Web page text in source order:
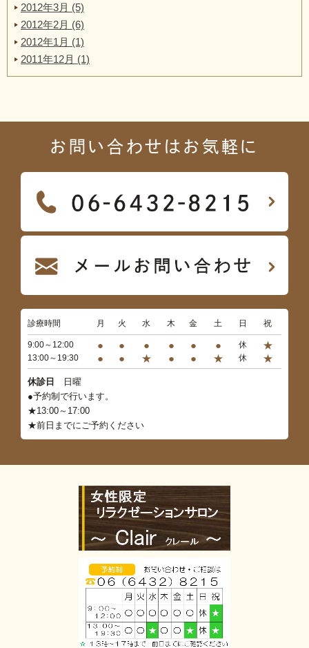
2012年3月 (5)
2012年2月 (6)
2012年1月 (1)
2011年12月 (1)
お問い合わせはお気軽に
診療時間 月 火 水 木 金 土 日 祝
9:00～12:00 ● ● ● ● ● ● 休 ★
13:00～19:30 ● ● ★ ● ● ★ 休 ★
休診日
日曜
●予約制で行います。
★13:00～17:00
★前日までにご予約ください